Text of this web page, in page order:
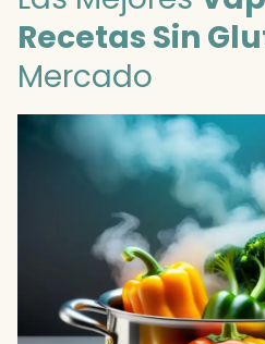
Recetas Sin
Mercado